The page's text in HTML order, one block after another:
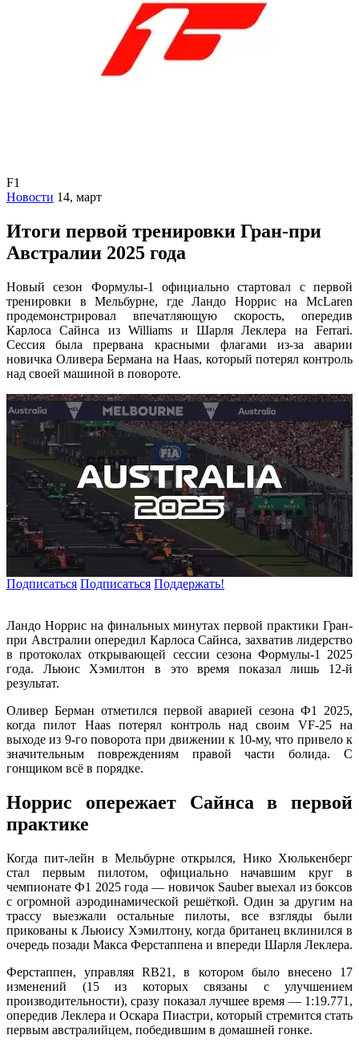
F1
Новости 14, март
Итоги первой тренировки Гран-при
Австралии 2025 года
Новый сезон Формулы-1 официально стартовал с первой
тренировки в Мельбурне, где Ландо Норрис на McLaren
продемонстрировал впечатляющую скорость, опередив
Карлоса Сайнса из Williams и Шарля Леклера на Ferrari.
Сессия была прервана красными флагами из-за аварии
новичка Оливера Бермана на Haas, который потерял контроль
над своей машиной в повороте.
Подписаться Подписаться Поддержать!
Ландо Норрис на финальных минутах первой практики Гран-
при Австралии опередил Карлоса Сайнса, захватив лидерство
в протоколах открывающей сессии сезона Формулы-1 2025
года. Льюис Хэмилтон в это время показал лишь 12-й
результат.
Оливер Берман отметился первой аварией сезона Ф1 2025,
когда пилот Haas потерял контроль над своим VF-25 на
выходе из 9-го поворота при движении к 10-му, что привело к
значительным повреждениям правой части болида. С
гонщиком всё в порядке.
Норрис опережает Сайнса в первой
практике
Когда пит-лейн в Мельбурне открылся, Нико Хюлькенберг
стал первым пилотом, официально начавшим круг в
чемпионате Ф1 2025 года — новичок Sauber выехал из боксов
с огромной аэродинамической решёткой. Один за другим на
трассу выезжали остальные пилоты, все взгляды были
прикованы к Льюису Хэмилтону, когда британец вклинился в
очередь позади Макса Ферстаппена и впереди Шарля Леклера.
Ферстаппен, управляя RB21, в котором было внесено 17
изменений (15 из которых связаны с улучшением
производительности), сразу показал лучшее время — 1:19.771,
опередив Леклера и Оскара Пиастри, который стремится стать
первым австралийцем, победившим в домашней гонке.